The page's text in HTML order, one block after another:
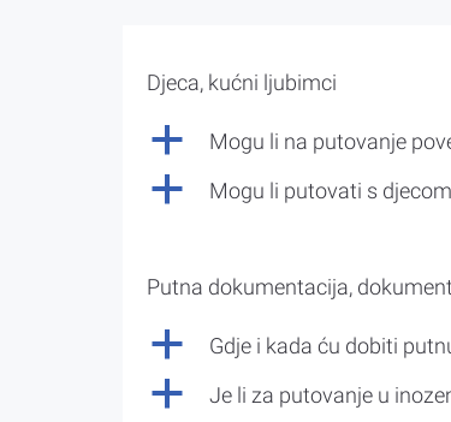
Djeca, kućni ljubimci
a Mogu li na putovanje
a Mogu li putovati s
Putna dokumentacija,
a Gdje i kada ću dobiti
a Je li za putovanje u